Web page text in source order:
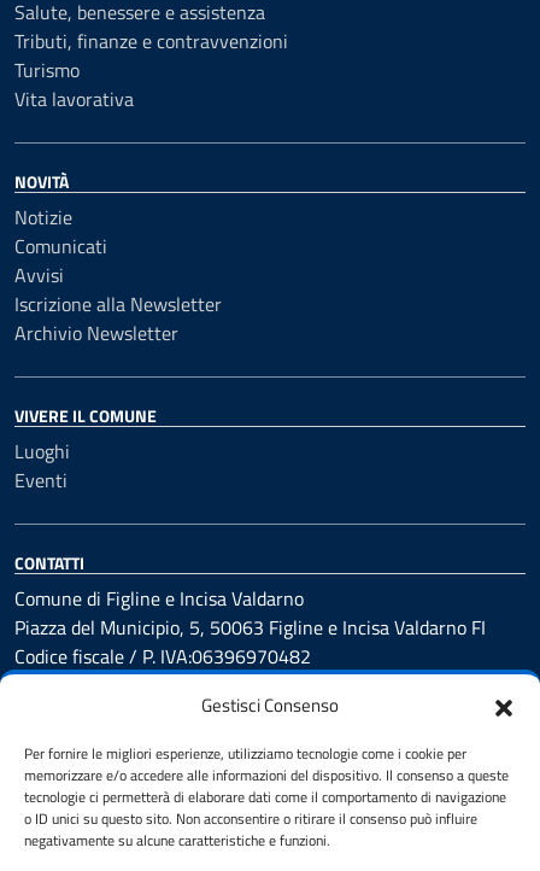
Gestisci Consenso
Per fornire le migliori esperienze, utilizziamo tecnologie come i cookie per
memorizzare e/o accedere alle informazioni del dispositivo. Il consenso a queste
tecnologie ci permetterà di elaborare dati come il comportamento di navigazione
o ID unici su questo sito. Non acconsentire o ritirare il consenso può influire
negativamente su alcune caratteristiche e funzioni.
Salute, benessere e assistenza
Tributi, finanze e contravvenzioni
Turismo
Vita lavorativa
NOVITÀ
Notizie
Comunicati
Avvisi
Iscrizione alla Newsletter
Archivio Newsletter
VIVERE IL COMUNE
Luoghi
Eventi
CONTATTI
Comune di Figline e Incisa Valdarno
Piazza del Municipio, 5, 50063 Figline e Incisa Valdarno FI
Codice fiscale / P. IVA:06396970482
PEC: comune.figlineincisa@postacert.toscana.it
Centralino unico: 05591251
Leggi le FAQ
Prenotazione appuntamento